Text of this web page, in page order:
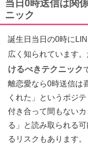
当日0時送信は関
ニック
誕生日当日の0時に
広く知られています
けるべきテクニック
離恋愛なら0時送信は
くれた」というポジ
付き合って間もない
る」と読み取られる
るリスクもあります。